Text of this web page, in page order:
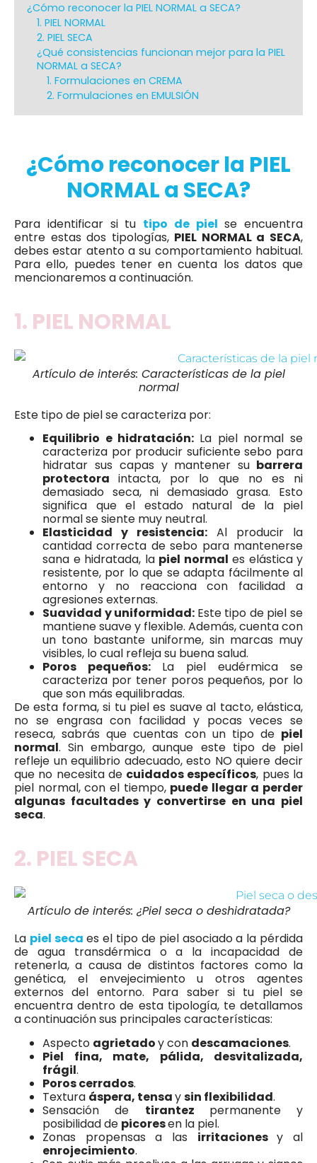
¿Cómo reconocer la PIEL NORMAL a SECA?
1. PIEL NORMAL
2. PIEL SECA
¿Qué consistencias funcionan mejor para la PIEL
NORMAL a SECA?
1. Formulaciones en CREMA
2. Formulaciones en EMULSIÓN
¿Cómo reconocer la PIEL
NORMAL a SECA?
Para identificar si tu tipo de piel se encuentra
entre estas dos tipologías, PIEL NORMAL a SECA,
debes estar atento a su comportamiento habitual.
Para ello, puedes tener en cuenta los datos que
mencionaremos a continuación.
1. PIEL NORMAL
Artículo de interés: Características de la piel
normal
Este tipo de piel se caracteriza por:
Equilibrio e hidratación: La piel normal se
caracteriza por producir suficiente sebo para
hidratar sus capas y mantener su barrera
protectoraintacta, por lo que no es ni
demasiado seca, ni demasiado grasa. Esto
significa que el estado natural de la piel
normal se siente muy neutral.
Elasticidad y resistencia: Al producir la
cantidad correcta de sebo para mantenerse
sana e hidratada, la piel normal es elástica y
resistente, por lo que se adapta fácilmente al
entorno y no reacciona con facilidad a
agresiones externas.
Suavidad y uniformidad: Este tipo de piel se
mantiene suave y flexible. Además, cuenta con
un tono bastante uniforme, sin marcas muy
visibles, lo cual refleja su buena salud.
Poros pequeños: La piel eudérmica se
caracteriza por tener poros pequeños, por lo
que son más equilibradas.
De esta forma, si tu piel es suave al tacto, elástica,
no se engrasa con facilidad y pocas veces se
reseca, sabrás que cuentas con un tipo de piel
normal. Sin embargo, aunque este tipo de piel
refleje un equilibrio adecuado, esto NO quiere decir
que no necesita de cuidados específicos, pues la
piel normal, con el tiempo, puede llegar a perder
algunas facultades y convertirse en una piel
seca.
2. PIEL SECA
Artículo de interés: ¿Piel seca o deshidratada?
La piel seca es el tipo de piel asociado a la pérdida
de agua transdérmica o a la incapacidad de
retenerla, a causa de distintos factores como la
genética, el envejecimiento u otros agentes
externos del entorno. Para saber si tu piel se
encuentra dentro de esta tipología, te detallamos
a continuación sus principales características:
Aspecto agrietadoy con descamaciones.
Piel fina, mate, pálida, desvitalizada,
frágil.
Poros cerrados.
Textura áspera, tensaysin flexibilidad.
Sensación de tirantez permanente y
posibilidad de picoresen la piel.
Zonas propensas a las irritacionesy al
enrojecimiento.